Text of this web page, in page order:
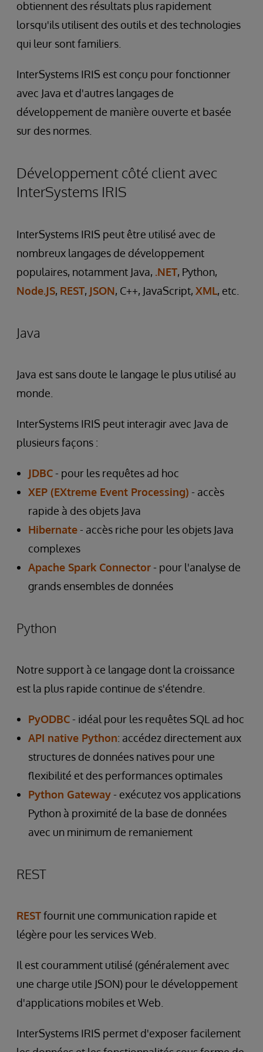
obtiennent des résultats plus rapidement
lorsqu'ils utilisent des outils et des technologies
qui leur sont familiers.
InterSystems IRIS est conçu pour fonctionner
avec Java et d'autres langages de
développement de manière ouverte et basée
sur des normes.
Développement côté client avec
InterSystems IRIS
InterSystems IRIS peut être utilisé avec de
nombreux langages de développement
populaires, notamment Java, .NET, Python,
Node.JS, REST, JSON, C++, JavaScript, XML, etc.
Java
Java est sans doute le langage le plus utilisé au
monde.
InterSystems IRIS peut interagir avec Java de
plusieurs façons :
JDBC- pour les requêtes ad hoc
XEP (EXtreme Event Processing) - accès
rapide à des objets Java
Hibernate- accès riche pour les objets Java
complexes
Apache Spark Connector- pour l'analyse de
grands ensembles de données
Python
Notre support à ce langage dont la croissance
est la plus rapide continue de s'étendre.
PyODBC- idéal pour les requêtes SQL ad hoc
API native Python: accédez directement aux
structures de données natives pour une
flexibilité et des performances optimales
Python Gateway- exécutez vos applications
Python à proximité de la base de données
avec un minimum de remaniement
REST
RESTfournit une communication rapide et
légère pour les services Web.
Il est couramment utilisé (généralement avec
une charge utile JSON) pour le développement
d'applications mobiles et Web.
InterSystems IRIS permet d'exposer facilement